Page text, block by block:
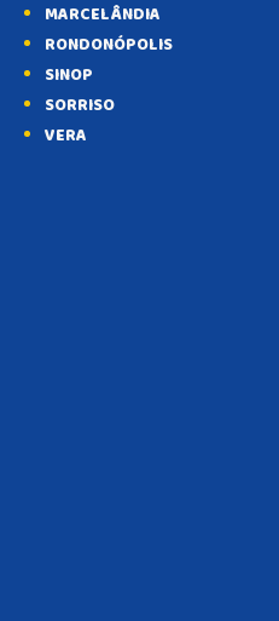
MARCELÂNDIA
RONDONÓPOLIS
SINOP
SORRISO
VERA